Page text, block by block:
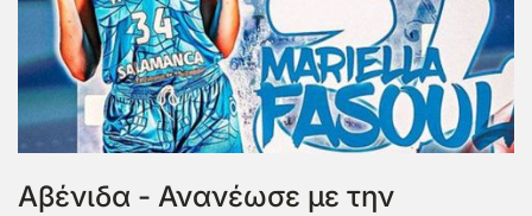
Αβένιδα - Ανανέωσε με την